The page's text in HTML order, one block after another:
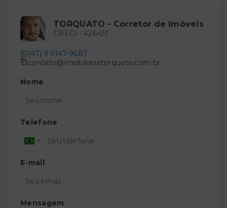
TORQUATO - Corretor de Imóveis
CRECI - 42643f
(47) 9 9147-9687
contato@imobiliariatorquato.com.br
Nome
Telefone
E-mail
Mensagem